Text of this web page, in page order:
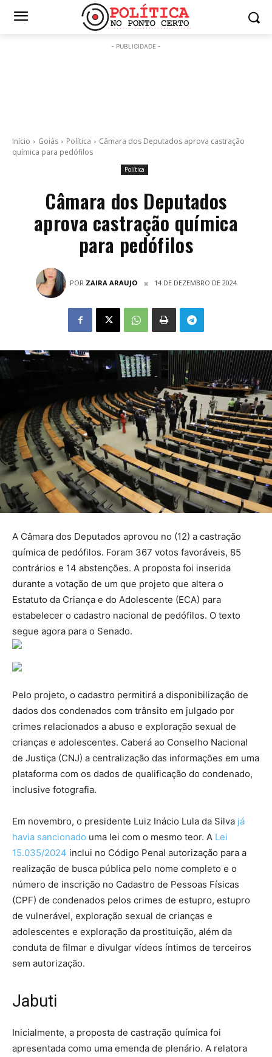
- PUBLICIDADE -
Início Goiás Política
Câmara dos Deputados aprova castração
química para pedófilos
Política
Câmara dos Deputados
aprova castração química
para pedófilos
POR ZAIRA ARAUJO 14 DE DEZEMBRO DE 2024
A Câmara dos Deputados aprovou no (12) a castração
química de pedófilos. Foram 367 votos favoráveis, 85
contrários e 14 abstenções. A proposta foi inserida
durante a votação de um que projeto que altera o
Estatuto da Criança e do Adolescente (ECA) para
estabelecer o cadastro nacional de pedófilos. O texto
segue agora para o Senado.
Pelo projeto, o cadastro permitirá a disponibilização de
dados dos condenados com trânsito em julgado por
crimes relacionados a abuso e exploração sexual de
crianças e adolescentes. Caberá ao Conselho Nacional
de Justiça (CNJ) a centralização das informações em uma
plataforma com os dados de qualificação do condenado,
inclusive fotografia.
Em novembro, o presidente Luiz Inácio Lula da Silva já
havia sancionado uma lei com o mesmo teor. A Lei
15.035/2024 inclui no Código Penal autorização para a
realização de busca pública pelo nome completo e o
número de inscrição no Cadastro de Pessoas Físicas
(CPF) de condenados pelos crimes de estupro, estupro
de vulnerável, exploração sexual de crianças e
adolescentes e exploração da prostituição, além da
conduta de filmar e divulgar vídeos íntimos de terceiros
sem autorização.
Jabuti
Inicialmente, a proposta de castração química foi
apresentada como uma emenda de plenário. A relatora